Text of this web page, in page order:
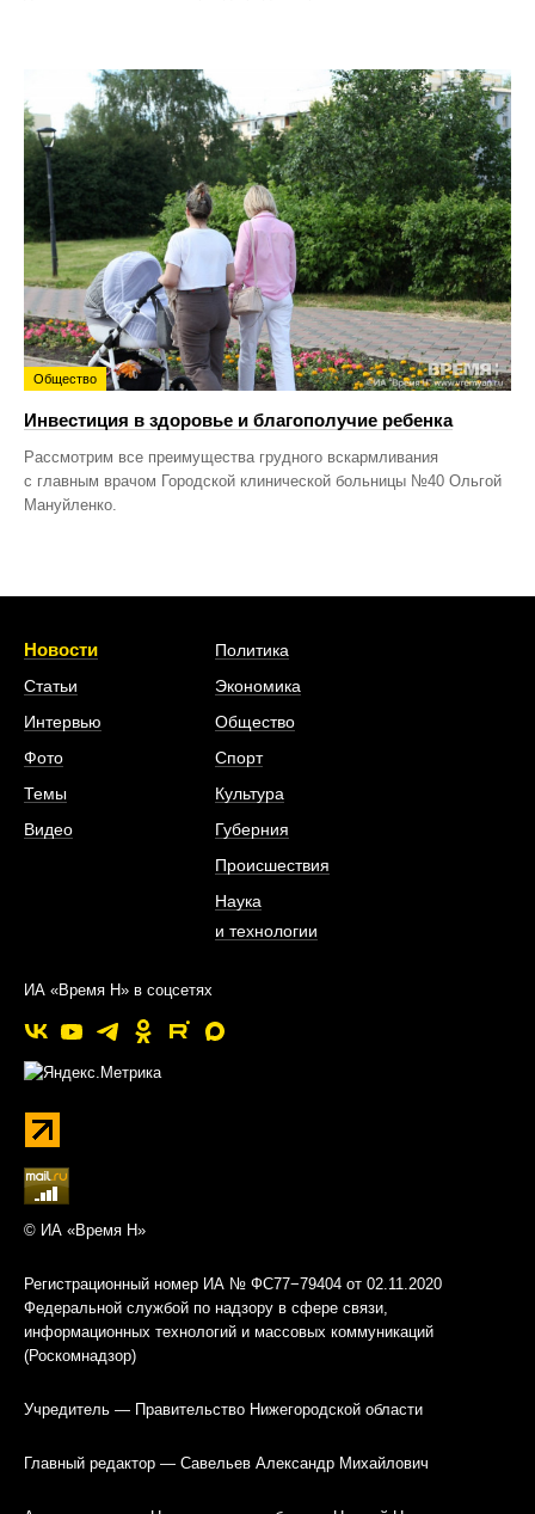
Общество
Инвестиция в здоровье и благополучие ребенка
Рассмотрим все преимущества грудного вскармливания
с главным врачом Городской клинической больницы №40 Ольгой
Мануйленко.
Новости
Статьи
Интервью
Фото
Темы
Видео
Политика
Экономика
Общество
Спорт
Культура
Губерния
Происшествия
Наука
и технологии
ИА «Время Н» в соцсетях
© ИА «Время Н»
Регистрационный номер ИА № ФС77−79404 от 02.11.2020
Федеральной службой по надзору в сфере связи,
информационных технологий и массовых коммуникаций
(Роскомнадзор)
Учредитель — Правительство Нижегородской области
Главный редактор — Савельев Александр Михайлович